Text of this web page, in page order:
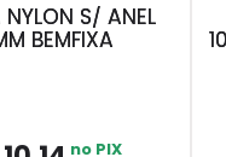
NYLON S/ ANEL
BEMFIXA
no PIX